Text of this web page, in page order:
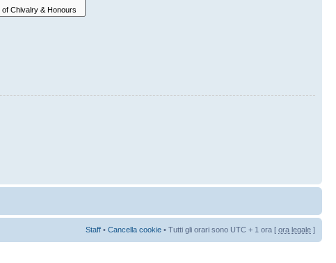
Staff • Cancella cookie • Tutti gli orari sono UTC + 1 ora [ ora legale ]